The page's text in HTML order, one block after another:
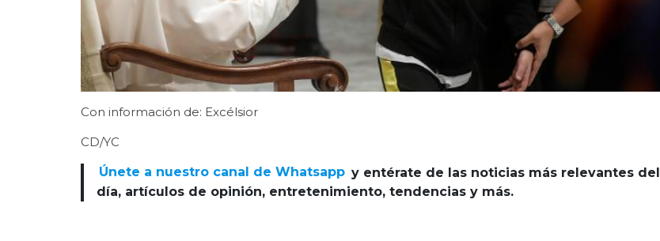
Con información de: Excélsior
CD/YC
Únete a nuestro canal de Whatsapp y entérate de las noticias más relevantes del
día, artículos de opinión, entretenimiento, tendencias y más.